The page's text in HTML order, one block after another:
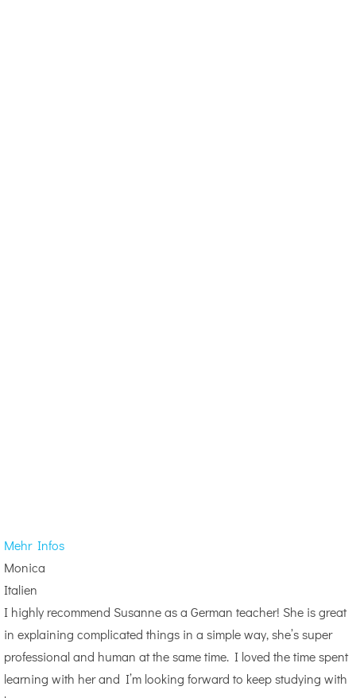
Mehr Infos
Monica
Italien
I highly recommend Susanne as a German teacher! She is great
in explaining complicated things in a simple way, she’s super
professional and human at the same time. I loved the time spent
learning with her and I’m looking forward to keep studying with